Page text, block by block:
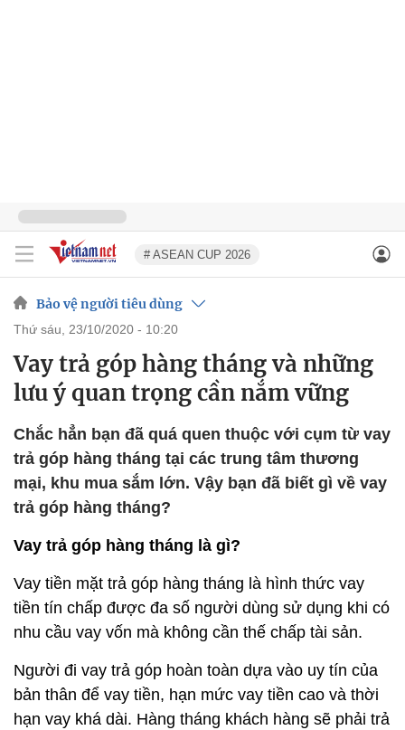
# ASEAN CUP 2026
Bảo vệ người tiêu dùng
thứ sáu, 23/10/2020 - 10:20
Vay trả góp hàng tháng và những
lưu ý quan trọng cần nắm vững
Chắc hẳn bạn đã quá quen thuộc với cụm từ vay
trả góp hàng tháng tại các trung tâm thương
mại, khu mua sắm lớn. Vậy bạn đã biết gì về vay
trả góp hàng tháng?
Vay trả góp hàng tháng là gì?
Vay tiền mặt trả góp hàng tháng là hình thức vay
tiền tín chấp được đa số người dùng sử dụng khi có
nhu cầu vay vốn mà không cần thế chấp tài sản.
Người đi vay trả góp hoàn toàn dựa vào uy tín của
bản thân để vay tiền, hạn mức vay tiền cao và thời
hạn vay khá dài. Hàng tháng khách hàng sẽ phải trả